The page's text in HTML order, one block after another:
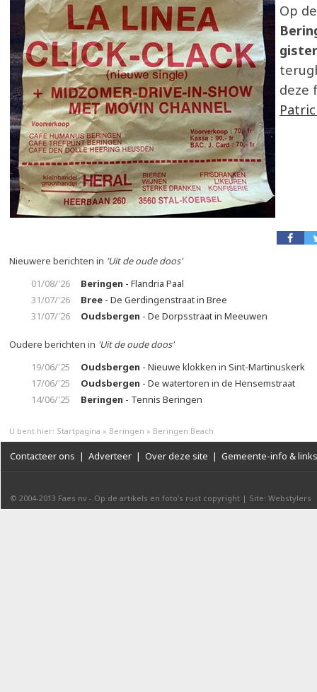
Op
deze
Nieuwere berichten in 'Uit de oude doos'
01/08/'26
Beringen - Flandria Paal
31/07/'26
Bree - De Gerdingenstraat in Bree
31/07/'26
Oudsbergen - De Dorpsstraat in Meeuwen
Oudere berichten in 'Uit de oude doos'
19/06/'25
Oudsbergen - Nieuwe klokken in Sint-Martinuskerk
17/06/'25
Oudsbergen - De watertoren in de Hensemstraat
14/06/'25
Beringen - Tennis Beringen
U bent hier: Startpagina » Beringen » Beringen Beach
Contacteer ons | Adverteer | Over deze site | Gemeente-info & links
© 2004-2013 Faes nv - Op de artikels en foto’s rust copyright | Site: Webstylers